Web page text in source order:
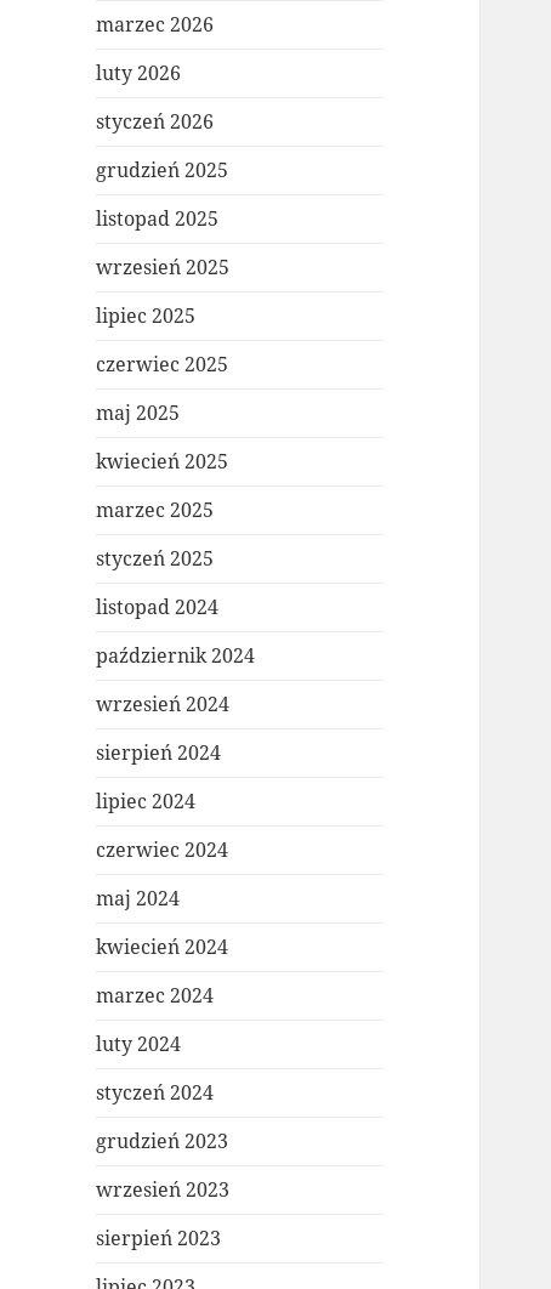
marzec 2026
luty 2026
styczeń 2026
grudzień 2025
listopad 2025
wrzesień 2025
lipiec 2025
czerwiec 2025
maj 2025
kwiecień 2025
marzec 2025
styczeń 2025
listopad 2024
październik 2024
wrzesień 2024
sierpień 2024
lipiec 2024
czerwiec 2024
maj 2024
kwiecień 2024
marzec 2024
luty 2024
styczeń 2024
grudzień 2023
wrzesień 2023
sierpień 2023